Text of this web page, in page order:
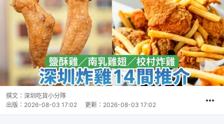
撰文： 深圳吃貨小分隊
出版： 2026-08-03 17:02 更新： 2026-08-03 17:02